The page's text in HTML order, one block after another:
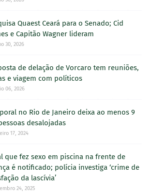
Quaest Ceará para o Senado; Cid
e Capitão Wagner lideram
30, 2026
de delação de Vorcaro tem reuniões,
e viagem com políticos
06, 2026
no Rio de Janeiro deixa ao menos 9
desalojadas
17, 2024
que fez sexo em piscina na frente de
é notificado; polícia investiga ‘crime de
da lascívia’
24, 2025